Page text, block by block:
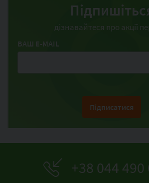
дізнавайтеся про акції
ВАШ E-MAIL
Підписатися
+38 044 490